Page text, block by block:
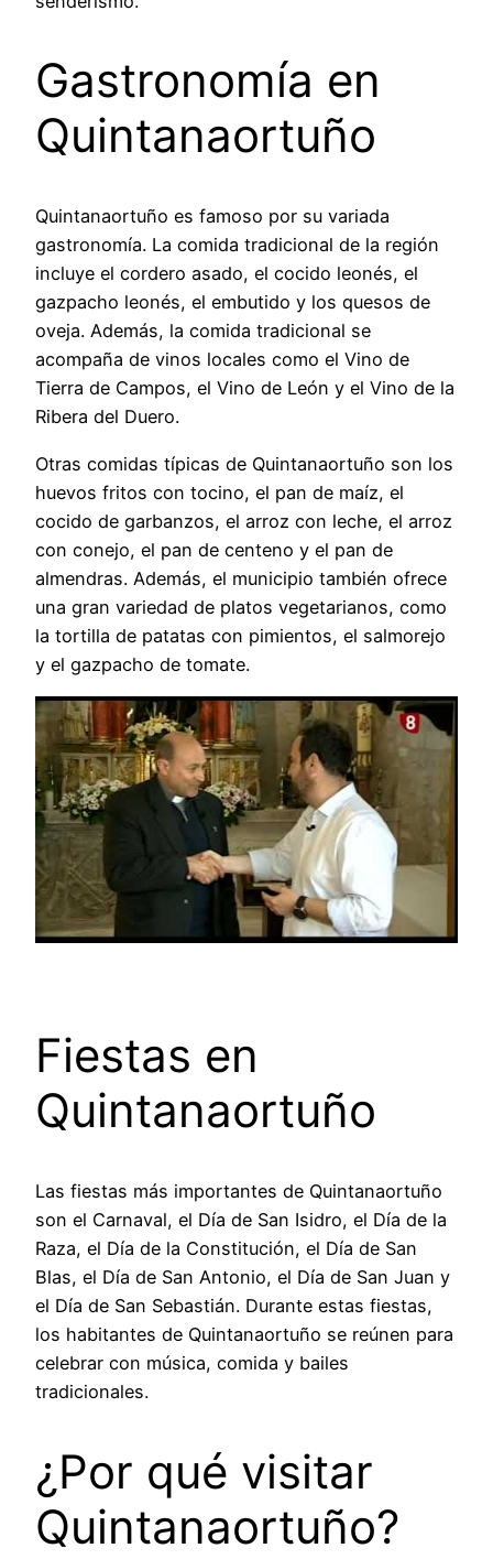
Gastronomía en
Quintanaortuño
Quintanaortuño es famoso por su variada
gastronomía. La comida tradicional de la región
incluye el cordero asado, el cocido leonés, el
gazpacho leonés, el embutido y los quesos de
oveja. Además, la comida tradicional se
acompaña de vinos locales como el Vino de
Tierra de Campos, el Vino de León y el Vino de la
Ribera del Duero.
Otras comidas típicas de Quintanaortuño son los
huevos fritos con tocino, el pan de maíz, el
cocido de garbanzos, el arroz con leche, el arroz
con conejo, el pan de centeno y el pan de
almendras. Además, el municipio también ofrece
una gran variedad de platos vegetarianos, como
la tortilla de patatas con pimientos, el salmorejo
y el gazpacho de tomate.
Fiestas en
Quintanaortuño
Las fiestas más importantes de Quintanaortuño
son el Carnaval, el Día de San Isidro, el Día de la
Raza, el Día de la Constitución, el Día de San
Blas, el Día de San Antonio, el Día de San Juan y
el Día de San Sebastián. Durante estas fiestas,
los habitantes de Quintanaortuño se reúnen para
celebrar con música, comida y bailes
tradicionales.
¿Por qué visitar
Quintanaortuño?